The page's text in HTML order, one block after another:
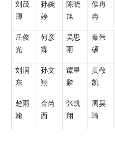
刘茂
卿
孙婉
婷
陈晓
旭
侯冉
冉
岳俊
光
何彦
霖
吴思
雨
秦伟
硕
刘润
东
孙文
翔
谭星
麟
黄敬
凯
楚雨
翰
金芮
西
张凯
翔
周昊
琦